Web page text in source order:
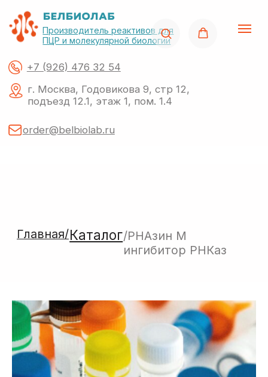
г. Москва, Годовикова 9, стр 12,
подъезд 12.1, этаж 1, пом. 1.4
Каталог
+7 (926) 476 32 54
Производитель реактивов для
ПЦР и молекулярной биологии
order@belbiolab.ru